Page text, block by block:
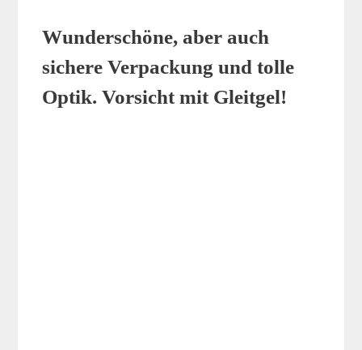
Wunderschöne, aber auch
sichere Verpackung und tolle
Optik. Vorsicht mit Gleitgel!